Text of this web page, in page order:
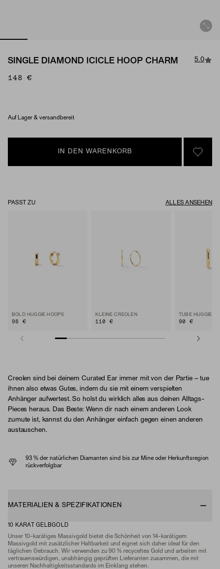
SINGLE DIAMOND ICICLE HOOP CHARM 5.0
148 €
Auf Lager & versandbereit
IN DEN WARENKORB
SIGN
PASST ZU ALLES ANSEHEN
BOLD HUGGIE HOOPS
98 €
KLEINE CREOLEN
110 €
TUBE HUGGIE
90 €
Creolen sind bei deinem Curated Ear immer mit von der Partie – tue
ihnen also etwas Gutes, indem du sie mit einem verspielten
Anhänger aufwertest. So holst du wirklich alles aus deinen Alltags-
Pieces heraus. Das Beste: Wenn dir nach einem anderen Look
zumute ist, kannst du den Anhänger einfach gegen einen anderen
austauschen.
93 % der natürlichen Diamanten sind bis zur Mine oder Herkunftsregion
rückverfolgbar
MATERIALIEN & SPEZIFIKATIONEN
10 KARAT GELBGOLD
Unser 10-karätiges Massivgold bietet die Schönheit von 14-karätigem
Massivgold mit zusätzlicher Haltbarkeit und eignet sich daher ideal für den
täglichen Gebrauch. Wir verwenden zu 90 % recyceltes Gold und arbeiten mit
vertrauenswürdigen, unabhängig geprüften Lieferanten zusammen, die mit
unseren Nachhaltigkeitsstandards im Einklang stehen.